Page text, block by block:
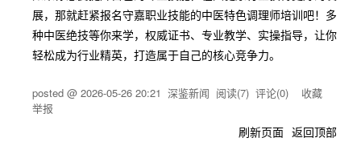
展，那就赶紧报名守嘉职业技能的中医特色调理师培训吧！多
种中医绝技等你来学，权威证书、专业教学、实操指导，让你
轻松成为行业精英，打造属于自己的核心竞争力。
posted @ 2026-05-26 20:21 深鉴新闻 阅读(7) 评论(0) 收藏
举报
刷新页面 返回顶部